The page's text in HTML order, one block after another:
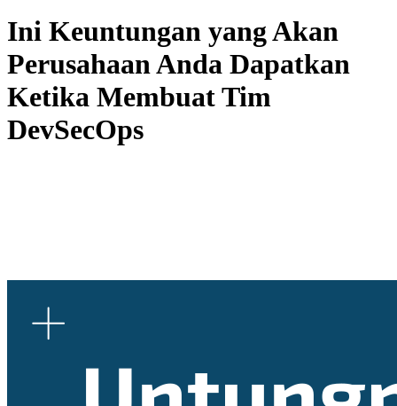
Ini Keuntungan yang Akan
Perusahaan Anda Dapatkan
Ketika Membuat Tim
DevSecOps